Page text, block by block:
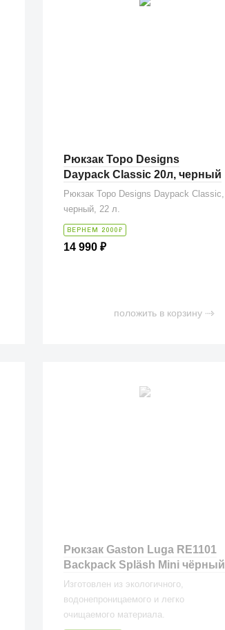
Рюкзак Topo Designs
Daypack Classic 20л, черный
Рюкзак Topo Designs Daypack Classic,
черный, 22 л.
ВЕРНЕМ 2000 ₽
14 990 ₽
положить в корзину
Рюкзак Gaston Luga RE1101
Backpack Spläsh Mini чёрный
Изготовлен из экологичного,
водонепроницаемого и легко
очищаемого материала.